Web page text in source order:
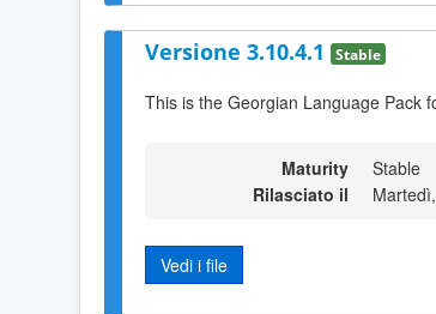
Versione 3.10.4.1 Stable
This is the Georgian Language Pack
Maturity
Stable
Rilasciato il
Vedi i file